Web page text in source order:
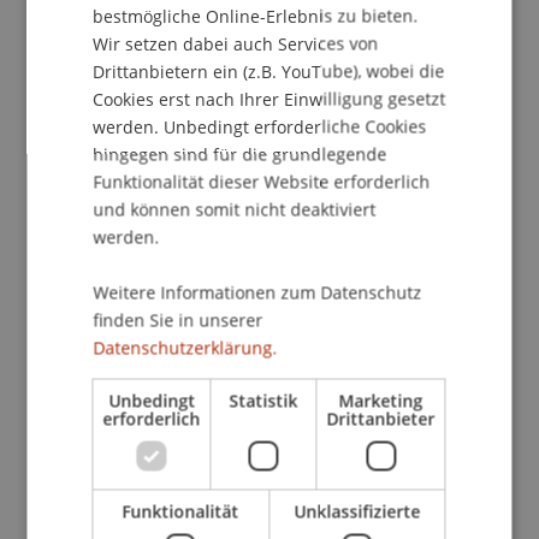
können. In nur 90 Minuten erhalten Sie
praxisnahe Einblicke in die Funktionsweise dieser
Tools und gehen den ersten Schritt in Richtung
Digitalisierung und Automatisierung.
Lerninhalte:
• Einführung in den Google Gen App Builder:
Erstellen Sie Apps, ohne eine einzige Codezeile zu
• Hands-on Beispiele: Von der Idee bis zur
funktionsfähigen App – ein exemplarischer
Prozess
Lernziele:
• Grundlegende Kenntnisse in der Nutzung des
Google Gen App Builders erwerben
• Verständnis für den Entwicklungsprozess von
bestmögliche Online-Erlebnis zu bieten.
Wir setzen dabei auch Services von
Drittanbietern ein (z.B. YouTube), wobei die
Cookies erst nach Ihrer Einwilligung gesetzt
werden. Unbedingt erforderliche Cookies
hingegen sind für die grundlegende
Funktionalität dieser Website erforderlich
und können somit nicht deaktiviert
werden.
Weitere Informationen zum Datenschutz
finden Sie in unserer
Datenschutzerklärung.
Unbedingt
erforderlich
Statistik Marketing
Drittanbieter
Funktionalität Unklassifizierte